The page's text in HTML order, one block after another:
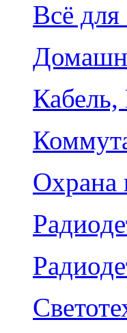
Всё для
Охрана